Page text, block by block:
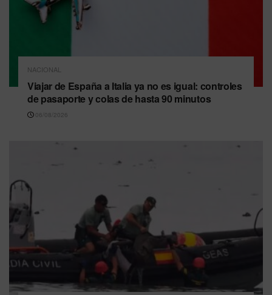
NACIONAL
Viajar de España a Italia ya no es igual: controles
de pasaporte y colas de hasta 90 minutos
06/08/2026